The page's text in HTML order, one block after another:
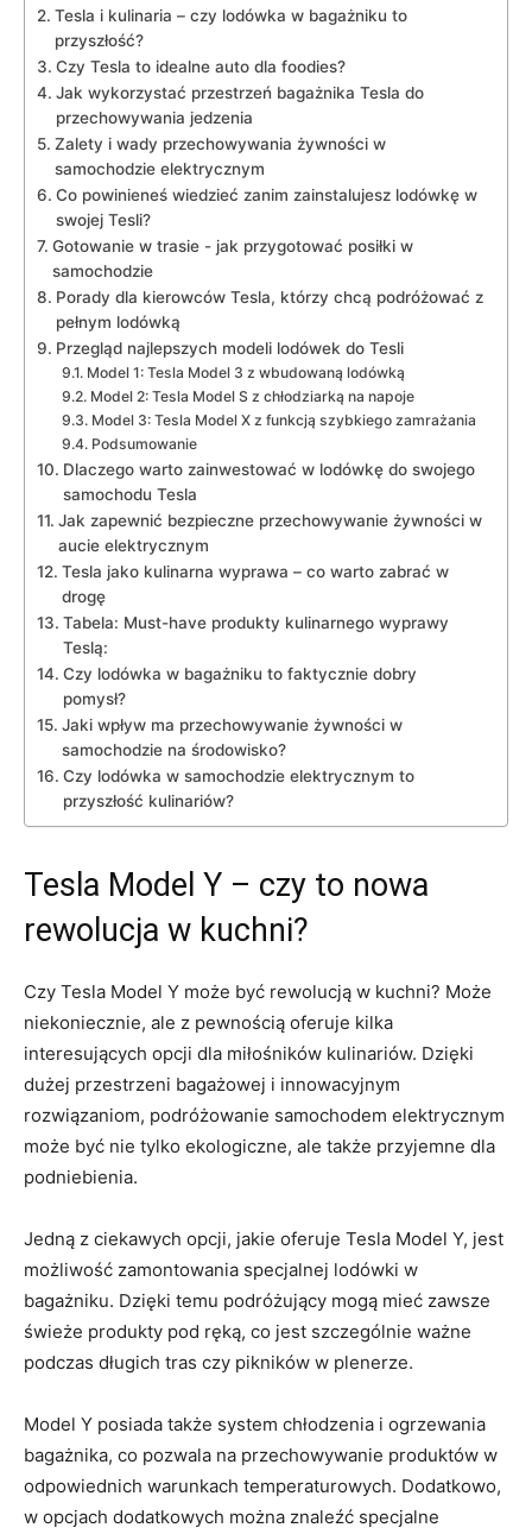
Tesla i ⁤kulinaria‌ – czy lodówka w bagażniku to
przyszłość?
Czy Tesla to idealne ​auto dla foodies?
Jak wykorzystać przestrzeń‍ bagażnika⁤ Tesla do
przechowywania ⁤jedzenia
Zalety i ​wady przechowywania żywności w ​
samochodzie elektrycznym
Co powinieneś⁢ wiedzieć zanim zainstalujesz‌ lodówkę w‍
swojej Tesli?
Gotowanie w trasie ‌- jak przygotować posiłki w
samochodzie
Porady dla kierowców Tesla,​ którzy chcą podróżować z
⁢pełnym lodówką
Przegląd najlepszych modeli ⁤lodówek do‍ Tesli
Model⁢ 1:⁢ Tesla Model 3 ⁢z wbudowaną‍ lodówką
Model 2: Tesla Model S z chłodziarką na napoje
Model 3: Tesla‍ Model X z funkcją ‍szybkiego‍ zamrażania
Podsumowanie
Dlaczego warto zainwestować w​ lodówkę do swojego
samochodu ⁢Tesla
Jak​ zapewnić bezpieczne przechowywanie żywności w
aucie⁢ elektrycznym
Tesla ​jako kulinarna wyprawa – co warto zabrać w​
drogę
Tabela: Must-have produkty kulinarnego wyprawy
Teslą:
Czy lodówka⁤ w ⁢bagażniku to ‌faktycznie dobry
pomysł?
Jaki wpływ ma‍ przechowywanie żywności ‌w
samochodzie⁤ na środowisko?
Czy lodówka w ‌samochodzie‍ elektrycznym to
przyszłość kulinariów?
Tesla Model Y – ⁣czy ⁣to nowa
‍rewolucja w kuchni?
Czy​ Tesla ‌Model⁣ Y ​może⁤ być rewolucją⁤ w kuchni? Może
niekoniecznie, ale z pewnością oferuje kilka
⁢interesujących opcji dla miłośników kulinariów.‍ Dzięki
dużej ⁣przestrzeni‌ bagażowej i innowacyjnym
rozwiązaniom, podróżowanie ⁣samochodem elektrycznym
może być nie ⁤tylko ekologiczne, ale także przyjemne dla
podniebienia.
Jedną z ciekawych opcji, jakie oferuje Tesla Model Y, jest
możliwość zamontowania​ specjalnej lodówki w
bagażniku. ⁤Dzięki temu podróżujący mogą mieć zawsze
świeże ​produkty pod ręką,⁣ co jest⁢ szczególnie ważne
podczas ​długich tras czy pikników w plenerze.
Model Y posiada także system​ chłodzenia‌ i ogrzewania
bagażnika,⁤ co‌ pozwala​ na przechowywanie⁣ produktów w
‍odpowiednich warunkach temperaturowych. ⁤Dodatkowo,
w opcjach dodatkowych można znaleźć specjalne‌